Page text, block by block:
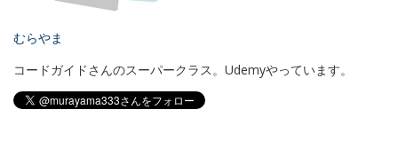
むらやま
コードガイドさんのスーパークラス。Udemyやっています。